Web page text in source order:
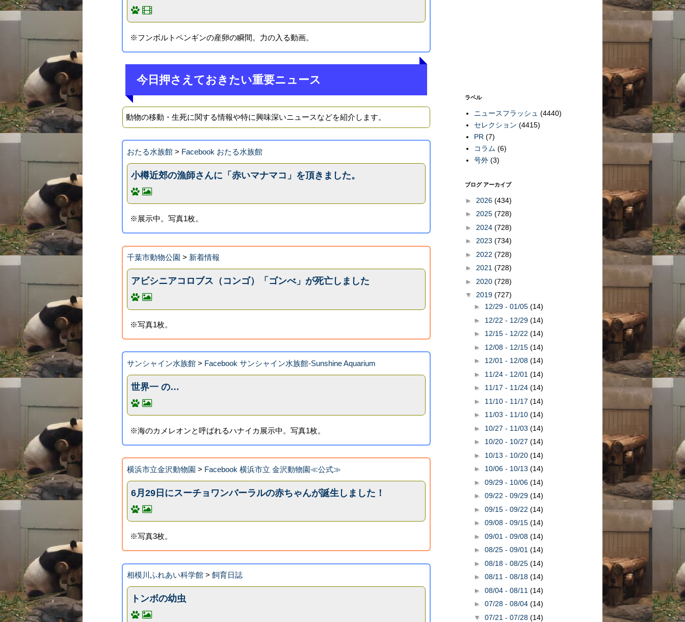
※フンボルトペンギンの産卵の瞬間。力の入る動画。
今日押さえておきたい重要ニュース
動物の移動・生死に関する情報や特に興味深いニュースなどを紹介します。
おたる水族館 > Facebook おたる水族館
小樽近郊の漁師さんに「赤いマナマコ」を頂きました。
※展示中。写真1枚。
千葉市動物公園 > 新着情報
アビシニアコロブス（コンゴ）「ゴンべ」が死亡しました
※写真1枚。
サンシャイン水族館 > Facebook サンシャイン水族館-Sunshine Aquarium
世界一 の…
※海のカメレオンと呼ばれるハナイカ展示中。写真1枚。
横浜市立金沢動物園 > Facebook 横浜市立 金沢動物園≪公式≫
6月29日にスーチョワンバーラルの赤ちゃんが誕生しました！
※写真3枚。
相模川ふれあい科学館 >飼育日誌
トンボの幼虫
ラベル
ニュースフラッシュ (4440)
セレクション (4415)
PR (7)
コラム (6)
号外 (3)
ブログ アーカイブ
► 2026 (434)
► 2025 (728)
► 2024 (728)
► 2023 (734)
► 2022 (728)
► 2021 (728)
► 2020 (728)
▼ 2019 (727)
► 12/29 - 01/05 (14)
► 12/22 - 12/29 (14)
► 12/15 - 12/22 (14)
► 12/08 - 12/15 (14)
► 12/01 - 12/08 (14)
► 11/24 - 12/01 (14)
► 11/17 - 11/24 (14)
► 11/10 - 11/17 (14)
► 11/03 - 11/10 (14)
► 10/27 - 11/03 (14)
► 10/20 - 10/27 (14)
► 10/13 - 10/20 (14)
► 10/06 - 10/13 (14)
► 09/29 - 10/06 (14)
► 09/22 - 09/29 (14)
► 09/15 - 09/22 (14)
► 09/08 - 09/15 (14)
► 09/01 - 09/08 (14)
► 08/25 - 09/01 (14)
► 08/18 - 08/25 (14)
► 08/11 - 08/18 (14)
► 08/04 - 08/11 (14)
► 07/28 - 08/04 (14)
▼ 07/21 - 07/28 (14)